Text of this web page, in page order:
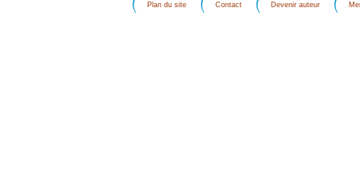
Plan du site Contact Devenir auteur